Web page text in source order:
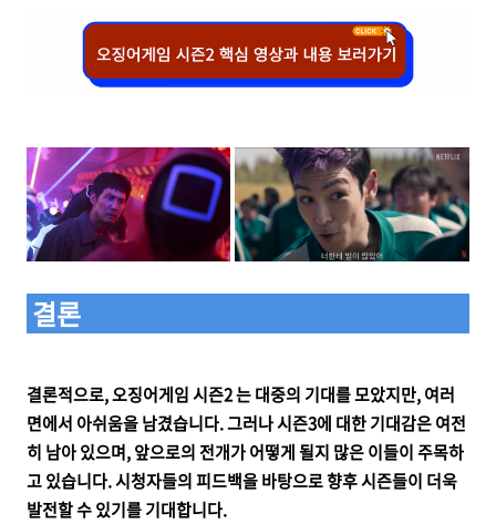
결론
결론적으로, 오징어게임 시즌2 는 대중의 기대를 모았지만, 여러
면에서 아쉬움을 남겼습니다. 그러나 시즌3에 대한 기대감은 여전
히 남아 있으며, 앞으로의 전개가 어떻게 될지 많은 이들이 주목하
고 있습니다. 시청자들의 피드백을 바탕으로 향후 시즌들이 더욱
발전할 수 있기를 기대합니다.